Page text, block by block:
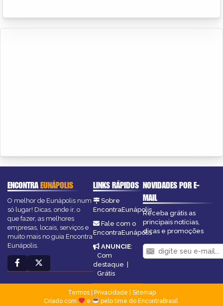
ENCONTRAEUNÁPOLIS
O melhor de Eunápolis num
só lugar! Dicas, onde ir, o
que fazer, as melhores
empresas, locais, serviços e
muito mais no guia Encontra
Eunápolis.
LINKS RÁPIDOS
Sobre
EncontraEunápolis
Fale com o
EncontraEunápolis
ANUNCIE:
Com
destaque |
Grátis
NOVIDADES POR E-
MAIL
Receba grátis as
principais notícias,
dicas e promoções
Termos| Privacidade
Sitemap
Criado com
e pelo time do EncontraBrasil